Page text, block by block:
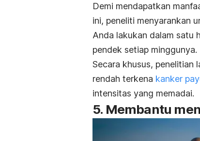
Demi mendapatkan
ini, peneliti menyarankan
Anda lakukan dalam satu
pendek setiap minggunya.
Secara khusus, penelitian
rendah terkena kanker
intensitas yang memadai.
5. Membantu